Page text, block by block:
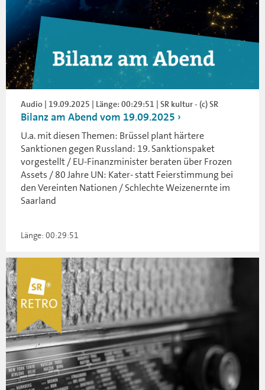
Audio | 19.09.2025 | Länge: 00:29:51 | SR kultur - (c) SR
Bilanz am Abend vom 19.09.2025
U.a. mit diesen Themen: Brüssel plant härtere
Sanktionen gegen Russland: 19. Sanktionspaket
vorgestellt / EU-Finanzminister beraten über Frozen
Assets / 80 Jahre UN: Kater- statt Feierstimmung bei
den Vereinten Nationen / Schlechte Weizenernte im
Saarland
Länge: 00:29:51